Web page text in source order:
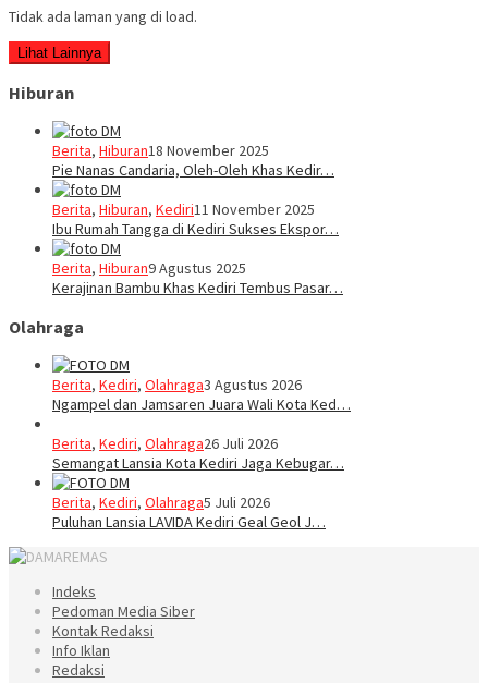
Tidak ada laman yang di load.
Lihat Lainnya
Hiburan
Berita, Hiburan18 November 2025
Pie Nanas Candaria, Oleh-Oleh Khas Kedir…
Berita, Hiburan, Kediri11 November 2025
Ibu Rumah Tangga di Kediri Sukses Ekspor…
Berita, Hiburan9 Agustus 2025
Kerajinan Bambu Khas Kediri Tembus Pasar…
Olahraga
Berita, Kediri, Olahraga3 Agustus 2026
Ngampel dan Jamsaren Juara Wali Kota Ked…
Berita, Kediri, Olahraga26 Juli 2026
Semangat Lansia Kota Kediri Jaga Kebugar…
Berita, Kediri, Olahraga5 Juli 2026
Puluhan Lansia LAVIDA Kediri Geal Geol J…
Indeks
Pedoman Media Siber
Kontak Redaksi
Info Iklan
Redaksi